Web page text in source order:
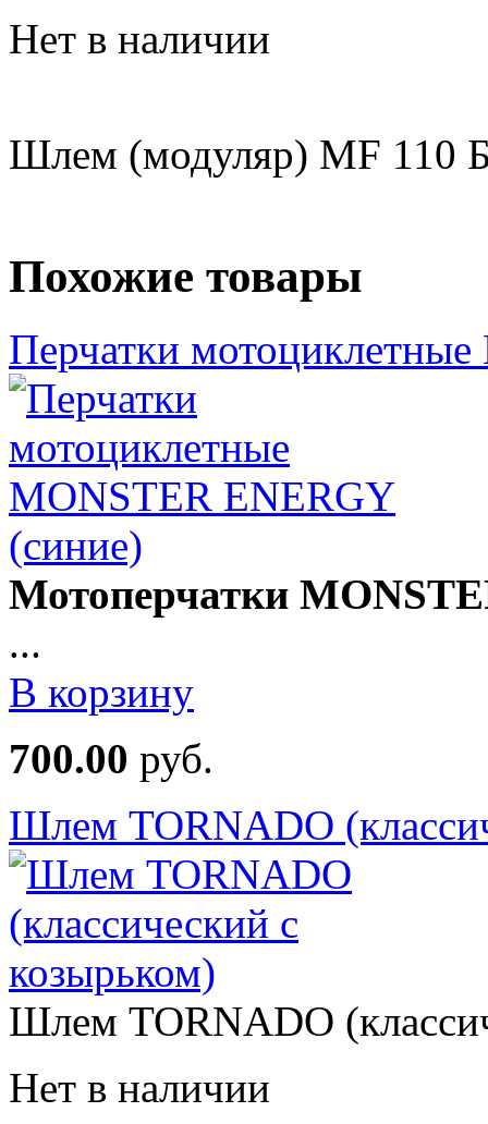
Нет в наличии
Шлем (модуляр) MF 110
Похожие товары
Перчатки
Мотоперчатки
...
В корзину
700.00 руб.
Шлем TORNADO
Шлем TORNADO
Нет в наличии